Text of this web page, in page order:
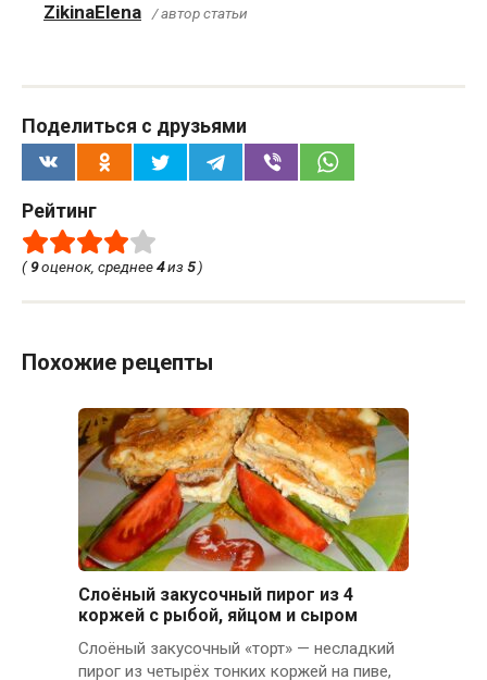
ZikinaElena / автор статьи
Поделиться с друзьями
Рейтинг
( 9оценок, среднее4из 5)
Похожие рецепты
Слоёный закусочный пирог из 4
коржей с рыбой, яйцом и сыром
Слоёный закусочный «торт» — несладкий
пирог из четырёх тонких коржей на пиве,